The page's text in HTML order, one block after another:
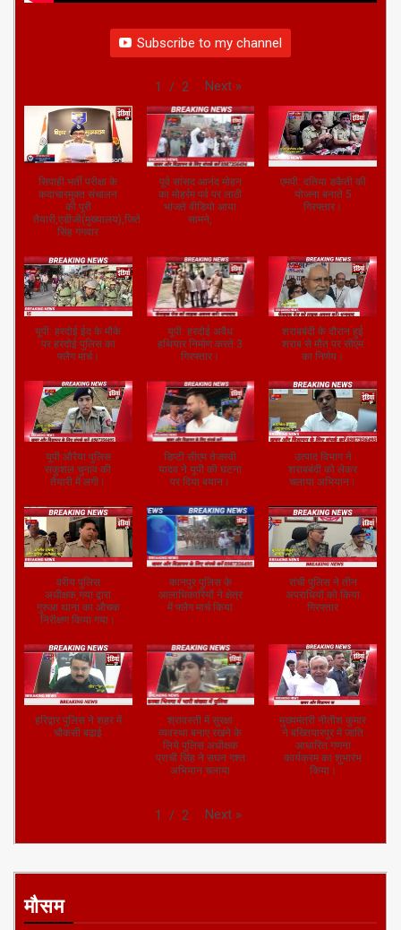
Subscribe to my channel
1 / 2 Next »
सिपाही भर्ती परीक्षा के
कदाचारमुक्त संचालन
की पूरी
तैयारी,एडीजी(मुख्यालय),जितेंद्र
सिंह गंगवार
पूर्व सांसद आनंद मोहन
का मोहर्रम पर्व पर लाठी
भांजते वीडियो आया
सामने,
एमपी: दतिया डकैती की
योजना बनाते 5
गिरफ्तार।
यूपी: हरदोई ईद के मौके
पर हरदोई पुलिस का
फ्लैग मार्च।
यूपी: हरदोई अवैध
हथियार निर्माण करते 3
गिरफ्तार।
शराबबंदी के दौरान हुई
शराब से मौत पर सीएम
का निर्णय।
यूपी:औरैया पुलिस
सकुशल चुनाव की
तैयारी में लगी।
डिप्टी सीएम तेजस्वी
यादव ने यूपी की घटना
पर दिया बयान।
उत्पाद विभाग ने
शराबबंदी को लेकर
चलाया अभियान।
वरीय पुलिस
अधीक्षक,गया द्वारा
गुरुआ थाना का औचक
निरीक्षण किया गया।
कानपुर पुलिस के
आलाधिकारियों ने क्षेत्र
में फ्लैग मार्च किया
रांची पुलिस ने तीन
अपराधियों को किया
गिरफ्तार
हरिद्वार पुलिस ने शहर में
चौकसी बढ़ाई
श्रावस्ती में सुरक्षा
व्यवस्था बनाए रखने के
लिये पुलिस अधीक्षक
प्राची सिंह ने सघन गश्त
अभियान चलाया
मुख्यमंत्री नीतीश कुमार
ने बख्तियारपुर में जाति
आधारित गणना
कार्यक्रम का शुभारंभ
किया।
1 / 2 Next »
मौसम